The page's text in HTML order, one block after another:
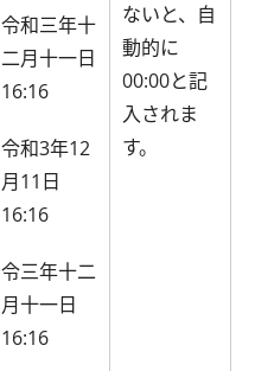
ないと、自
動的に
00:00と記
入されま
す。
令和三年十
二月十一日
16:16
令和3年12
月11日
16:16
令三年十二
月十一日
16:16